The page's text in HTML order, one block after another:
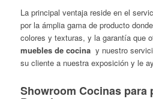
La principal ventaja reside en el
por la ámplia gama de producto
colores y texturas, y la garantía que
muebles de cocinay nuestro
su cliente a nuestra exposición y le
Showroom Cocinas para